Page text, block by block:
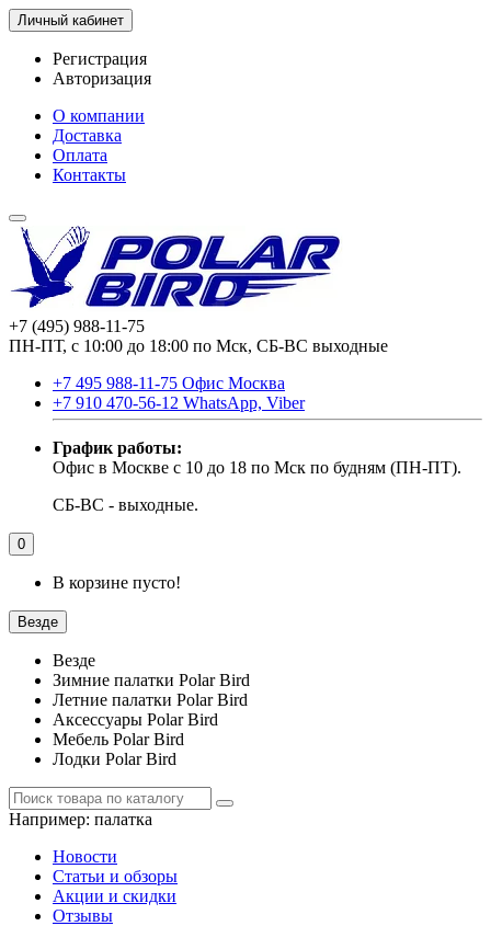
Личный кабинет
Регистрация
Авторизация
О компании
Доставка
Оплата
Контакты
+7 (495) 988-11-75
ПН-ПТ, с 10:00 до 18:00 по Мск, СБ-ВС выходные
+7 495 988-11-75 Офис Москва
+7 910 470-56-12 WhatsApp, Viber
График работы:
Офис в Москве с 10 до 18 по Мск по будням (ПН-ПТ).
СБ-ВС - выходные.
0
В корзине пусто!
Везде
Везде
Зимние палатки Polar Bird
Летние палатки Polar Bird
Аксессуары Polar Bird
Мебель Polar Bird
Лодки Polar Bird
Например: палатка
Новости
Статьи и обзоры
Акции и скидки
Отзывы